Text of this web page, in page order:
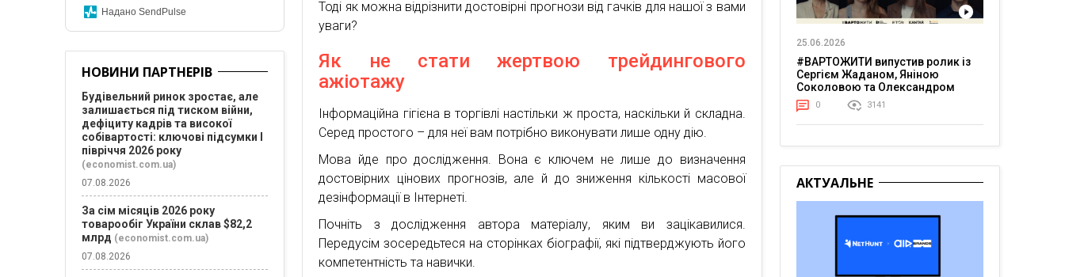
Тоді як можна відрізнити достовірні прогнози від гачків для нашої з вами
уваги?
Як не стати жертвою трейдингового
ажіотажу
Інформаційна гігієна в торгівлі настільки ж проста, наскільки й складна.
Серед простого – для неї вам потрібно виконувати лише одну дію.
Мова йде про дослідження. Вона є ключем не лише до визначення
достовірних цінових прогнозів, але й до зниження кількості масової
дезінформації в Інтернеті.
Почніть з дослідження автора матеріалу, яким ви зацікавилися.
Передусім зосередьтеся на сторінках біографії, які підтверджують його
компетентність та навички.
Надано SendPulse
НОВИНИ ПАРТНЕРІВ
Будівельний ринок зростає, але
залишається під тиском війни,
дефіциту кадрів та високої
собівартості: ключові підсумки І
півріччя 2026 року
(economist.com.ua)
07.08.2026
За сім місяців 2026 року
товарообіг України склав $82,2
млрд (economist.com.ua)
07.08.2026
25.06.2026
#ВАРТОЖИТИ випустив ролик із
Сергієм Жаданом, Яніною
Соколовою та Олександром
Тереном про життя в постійній
напрузі
0 3141
АКТУАЛЬНЕ